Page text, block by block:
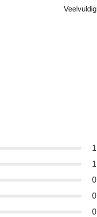
Veelvuldig
1
1
0
0
0